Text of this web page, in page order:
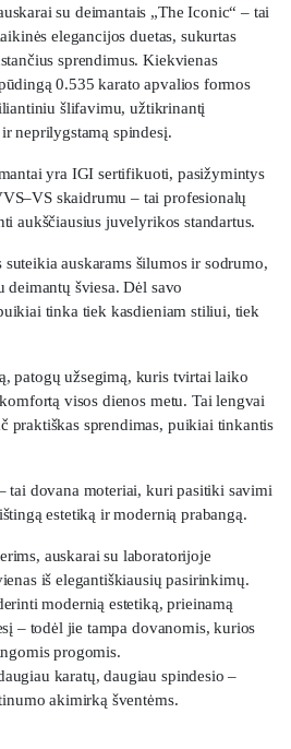
su deimantais „The Iconic“ – tai
elegancijos duetas, sukurtas
sprendimus. Kiekvienas
0.535 karato apvalios formos
šlifavimu, užtikrinantį
neprilygstamą spindesį.
yra IGI sertifikuoti, pasižymintys
skaidrumu – tai profesionalų
aukščiausius juvelyrikos standartus.
suteikia auskarams šilumos ir sodrumo,
šviesa. Dėl savo
tinka tiek kasdieniam stiliui, tiek
patogų užsegimą, kuris tvirtai laiko
visos dienos metu. Tai lengvai
praktiškas sprendimas, puikiai tinkantis
tai dovana moteriai, kuri pasitiki savimi
estetiką ir modernią prabangą.
auskarai su laboratorijoje
iš elegantiškiausių pasirinkimų.
modernią estetiką, prieinamą
– todėl jie tampa dovanomis, kurios
progomis.
karatų, daugiau spindesio –
akimirką šventėms.